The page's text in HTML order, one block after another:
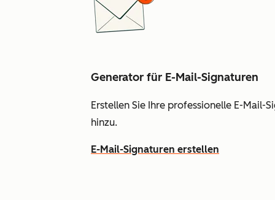
Generator für E-Mail-Signaturen
Erstellen Sie Ihre professionelle E-Mail-
hinzu.
E-Mail-Signaturen erstellen